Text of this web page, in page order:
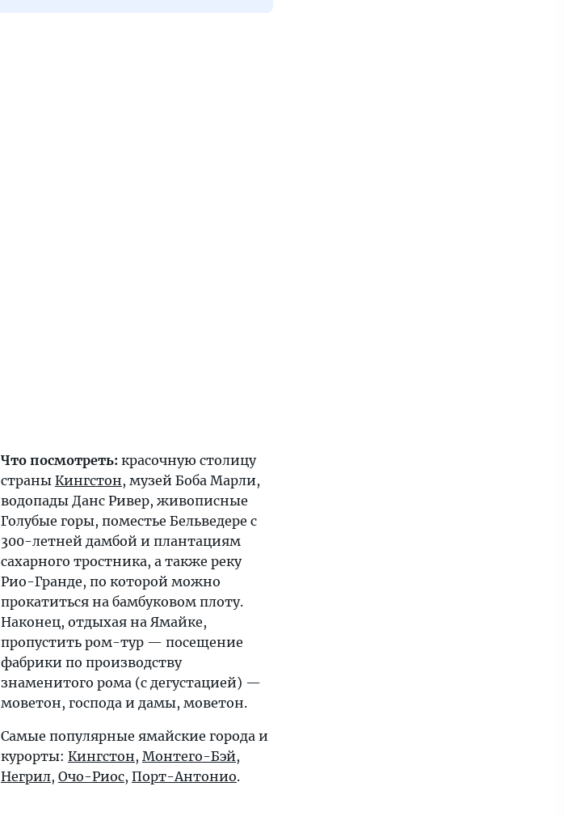
Что посмотреть: красочную столицу
страны Кингстон, музей Боба Марли,
водопады Данс Ривер, живописные
Голубые горы, поместье Бельведере с
300-летней дамбой и плантациям
сахарного тростника, а также реку
Рио-Гранде, по которой можно
прокатиться на бамбуковом плоту.
Наконец, отдыхая на Ямайке,
пропустить ром-тур — посещение
фабрики по производству
знаменитого рома (с дегустацией) —
моветон, господа и дамы, моветон.
Самые популярные ямайские города и
курорты: Кингстон, Монтего-Бэй,
Негрил, Очо-Риос, Порт-Антонио.